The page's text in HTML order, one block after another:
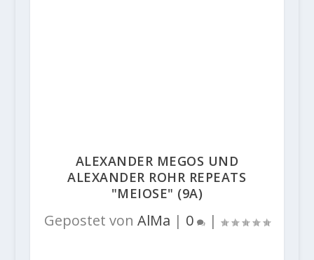
ALEXANDER MEGOS UND
ALEXANDER ROHR REPEATS
"MEIOSE" (9A)
Gepostet von AlMa | 0 |